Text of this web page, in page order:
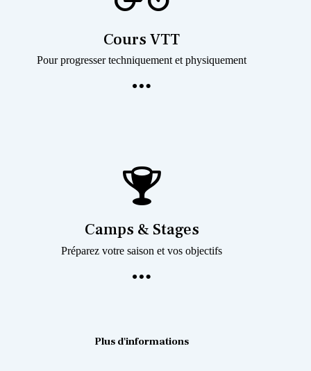
Cours VTT
Pour progresser techniquement et physiquement
Camps & Stages
Préparez votre saison et vos objectifs
Plus d'informations